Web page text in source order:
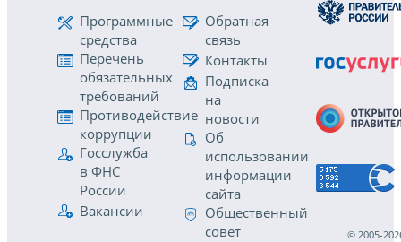
Программные
средства
Перечень
обязательных
требований
Противодействие
коррупции
Госслужба
в ФНС
России
Вакансии
Обратная
связь
Контакты
Подписка
на
новости
Об
использовании
информации
сайта
Общественный
совет
© 2005-